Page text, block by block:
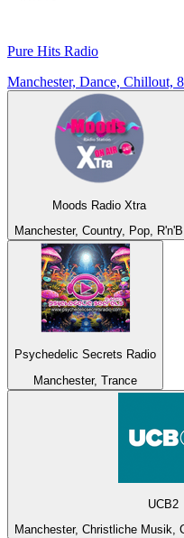
Pure Hits Radio
Manchester, Dance, Chillout,
Moods Radio Xtra
Manchester, Country, Pop, R'n'B
Psychedelic Secrets Radio
Manchester, Trance
UCB2
Manchester, Christliche Musik,